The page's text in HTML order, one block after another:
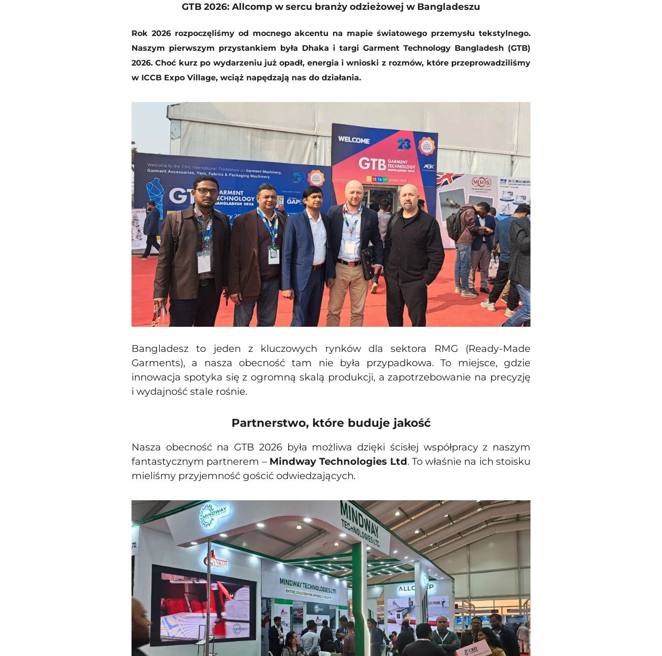
GTB 2026: Allcomp w sercu branży odzieżowej w Bangladeszu
Rok 2026 rozpoczęliśmy od mocnego akcentu na mapie światowego przemysłu tekstylnego.
Naszym pierwszym przystankiem była Dhaka i targi Garment Technology Bangladesh (GTB)
2026. Choć kurz po wydarzeniu już opadł, energia i wnioski z rozmów, które przeprowadziliśmy
w ICCB Expo Village, wciąż napędzają nas do działania.
Bangladesz to jeden z kluczowych rynków dla sektora RMG (Ready-Made
Garments), a nasza obecność tam nie była przypadkowa. To miejsce, gdzie
innowacja spotyka się z ogromną skalą produkcji, a zapotrzebowanie na precyzję
i wydajność stale rośnie.
Partnerstwo, które buduje jakość
Nasza obecność na GTB 2026 była możliwa dzięki ścisłej współpracy z naszym
fantastycznym partnerem – Mindway Technologies Ltd. To właśnie na ich stoisku
mieliśmy przyjemność gościć odwiedzających.